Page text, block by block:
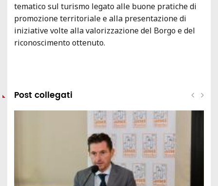
tematico sul turismo legato alle buone pratiche di
promozione territoriale e alla presentazione di
iniziative volte alla valorizzazione del Borgo e del
riconoscimento ottenuto.
Post collegati